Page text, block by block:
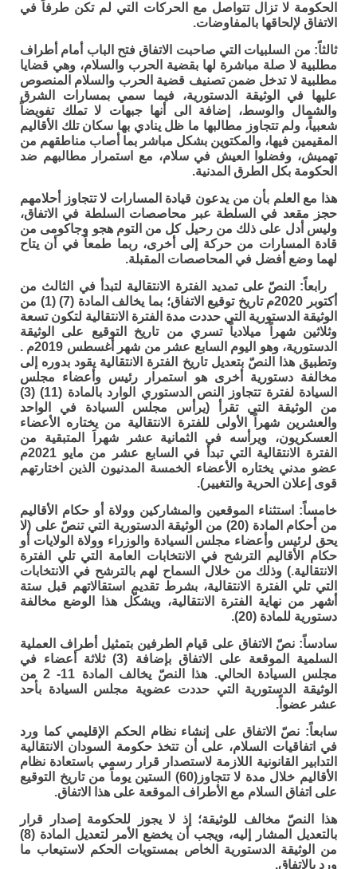
الحكومة لا تزال تتواصل مع الحركات التي لم تكن طرفاً في
الاتفاق لإلحاقها بالمفاوضات.
ثالثاً: من السلبيات التي صاحبت الاتفاق فتح الباب أمام أطراف
مطلبية لا صلة مباشرة لها بقضية الحرب والسلام، وهي قضايا
مطلبية لا تدخل ضمن تصنيف قضية الحرب والسلام المنصوص
عليها في الوثيقة الدستورية، فيما سمي بمسارات الشرق
والشمال والوسط، إضافة الى أنها جبهات لا تملك تفويضاً
شعبياً، ولم تتجاوز مطالبها ما ظل ينادي بها سكان تلك الأقاليم
المقيمين فيها، والمكتوين بشكل مباشر بما أصاب مناطقهم من
تهميش، وفضلوا العيش في سلام، مع استمرار مطالبهم ضد
الحكومة بكل الطرق المدنية.
هذا مع العلم بأن من يدعون قيادة المسارات لا تتجاوز أحلامهم
حجز مقعد في السلطة عبر محاصصات السلطة في الاتفاق،
وليس أدل على ذلك من رحيل كل من التوم هجو وجاكومى من
قادة المسارات من حركة إلى أخرى، ربما طمعاً في أن يتاح
لهما وضع أفضل في المحاصصات المقبلة.
رابعاً:
النصّ على تمديد الفترة الانتقالية لتبدأ في الثالث من
أكتوبر 2020م تاريخ توقيع الاتفاق؛ بما يخالف المادة (7) (1) من
الوثيقة الدستورية التي حددت مدة الفترة الانتقالية لتكون تسعة
وثلاثين شهراً ميلادياً تسري من تاريخ التوقيع على الوثيقة
الدستورية، وهو اليوم السابع عشر من شهر أغسطس 2019م .
وتطبيق هذا النصّ بتعديل تاريخ الفترة الانتقالية يقود بدوره إلى
مخالفة دستورية أخرى هو استمرار رئيس وأعضاء مجلس
السيادة لفترة تتجاوز النص الدستوري الوارد بالمادة (11) (3)
من الوثيقة التي تقرأ (يرأس مجلس السيادة في الواحد
والعشرين شهراً الأولى للفترة الانتقالية من يختاره الأعضاء
العسكريون، ويرأسه في الثمانية عشر شهراَ المتبقية من
الفترة الانتقالية التي تبدأ في السابع عشر من مايو 2021م
عضو مدني يختاره الأعضاء الخمسة المدنيون الذين اختارتهم
قوى إعلان الحرية والتغيير).
خامساً:
استثناء الموقعين والمشاركين وولاة أو حكام الأقاليم
من أحكام المادة (20) من الوثيقة الدستورية التي تنصّ على (لا
يحق لرئيس وأعضاء مجلس السيادة والوزراء وولاة الولايات أو
حكام الأقاليم الترشح في الانتخابات العامة التي تلي الفترة
الانتقالية.) وذلك من خلال السماح لهم بالترشح في الانتخابات
التي تلي الفترة الانتقالية، بشرط تقديم استقالاتهم قبل ستة
أشهر من نهاية الفترة الانتقالية، ويشكّل هذا الوضع مخالفة
دستورية للمادة (20).
سادساً: نصّ الاتفاق على قيام الطرفين بتمثيل أطراف العملية
السلمية الموقعة على الاتفاق بإضافة (3) ثلاثة أعضاء في
مجلس السيادة الحالي. هذا النصّ يخالف المادة 11- 2 من
الوثيقة الدستورية التي حددت عضوية مجلس السيادة بأحد
عشر عضواً.
سابعاً: نصّ الاتفاق على إنشاء نظام الحكم الإقليمي كما ورد
في اتفاقيات السلام، على أن تتخذ حكومة السودان الانتقالية
التدابير القانونية اللازمة لاستصدار قرار رسمي باستعادة نظام
الأقاليم خلال مدة لا تتجاوز(60) الستين يوماً من تاريخ التوقيع
على اتفاق السلام مع الأطراف الموقعة على هذا الاتفاق.
هذا النصّ مخالف للوثيقة؛ إذ لا يجوز للحكومة إصدار قرار
بالتعديل المشار إليه، ويجب أن يخضع الأمر لتعديل المادة (8)
من الوثيقة الدستورية الخاص بمستويات الحكم لاستيعاب ما
ورد بالاتفاق.